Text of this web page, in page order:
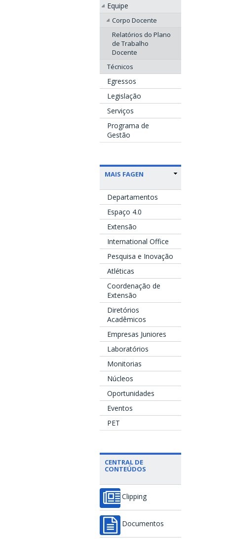
Equipe
Corpo Docente
Relatórios do Plano
de Trabalho
Docente
Técnicos
Egressos
Legislação
Serviços
Programa de
Gestão
MAIS FAGEN
Departamentos
Espaço 4.0
Extensão
International Office
Pesquisa e Inovação
Atléticas
Coordenação de
Extensão
Diretórios
Acadêmicos
Empresas Juniores
Laboratórios
Monitorias
Núcleos
Oportunidades
Eventos
PET
CENTRAL DE
CONTEÚDOS
Clipping
Documentos